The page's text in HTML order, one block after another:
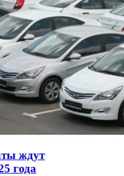
ждут
года